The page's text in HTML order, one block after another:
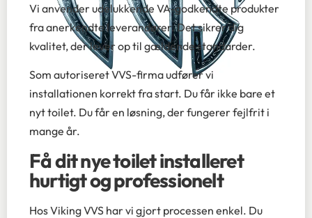
Vi anvender udelukkende VA-godkendte produkter
fra anerkendte leverandører. Det sikrer dig
kvalitet, der lever op til gældende standarder.
Som autoriseret VVS-firma udfører vi
installationen korrekt fra start. Du får ikke bare et
nyt toilet. Du får en løsning, der fungerer fejlfrit i
mange år.
Få dit nye toilet installeret
hurtigt og professionelt
Hos Viking VVS har vi gjort processen enkel. Du